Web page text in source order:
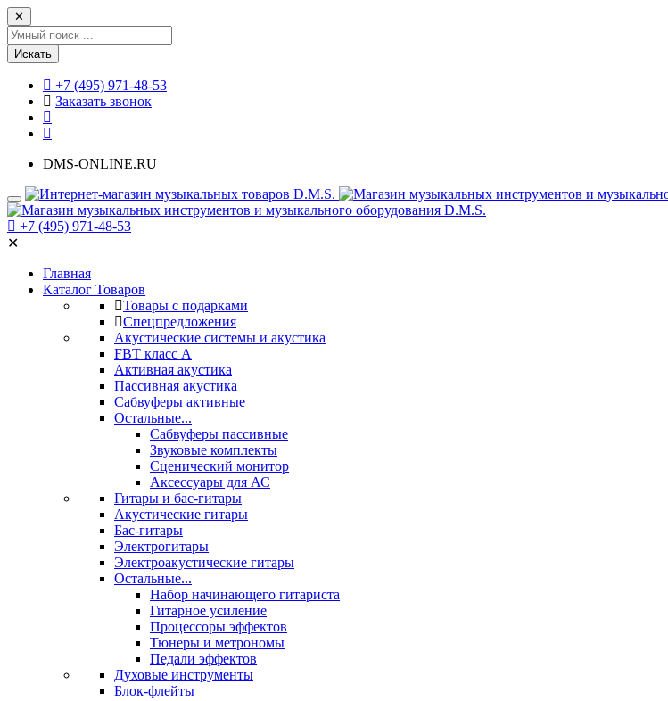
✕
Искать
+7 (495) 971-48-53
Заказать звонок
DMS-ONLINE.RU
+7 (495) 971-48-53
✕
Главная
Каталог Товаров
Товары с подарками
Спецпредложения
Акустические системы и акустика
FBT класс А
Активная акустика
Пассивная акустика
Сабвуферы активные
Остальные...
Сабвуферы пассивные
Звуковые комплекты
Сценический монитор
Аксессуары для АС
Гитары и бас-гитары
Акустические гитары
Бас-гитары
Электрогитары
Электроакустические гитары
Остальные...
Набор начинающего гитариста
Гитарное усиление
Процессоры эффектов
Тюнеры и метрономы
Педали эффектов
Духовые инструменты
Блок-флейты